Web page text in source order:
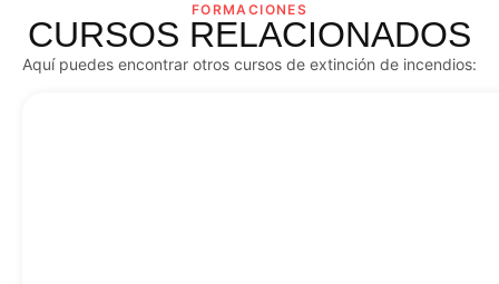
FORMACIONES
CURSOS RELACIONADOS
Aquí puedes encontrar otros cursos de extinción de incendios: